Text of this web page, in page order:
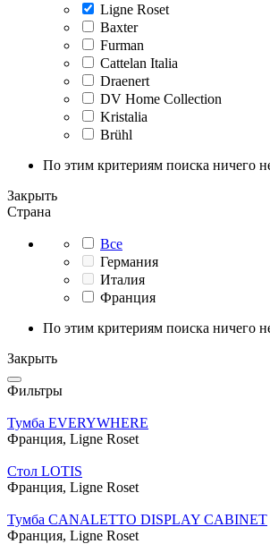
Ligne Roset
Baxter
Furman
Cattelan Italia
Draenert
DV Home Collection
Kristalia
Brühl
По этим критериям поиска ничего
Закрыть
Страна
Все
Германия
Италия
Франция
По этим критериям поиска ничего
Закрыть
Фильтры
Тумба EVERYWHERE
Франция, Ligne Roset
Стол LOTIS
Франция, Ligne Roset
Тумба CANALETTO DISPLAY CABINET
Франция, Ligne Roset